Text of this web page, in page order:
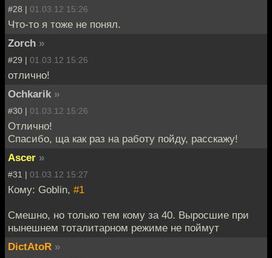
#28 | 01.03.12 15:26
Что-то я тоже не понял.
Zorch »
#29 | 01.03.12 15:26
отлично!
Ochkarik »
#30 | 01.03.12 15:26
Отлично!
Спасибо, ща как раз на работу пойду, расскажу!
Ascer »
#31 | 01.03.12 15:27
Кому: Goblin, #1
Смешно, но только тем кому за 40. Выросшие при
нынешнем тоталитарном режиме не поймут
DictAtoR »